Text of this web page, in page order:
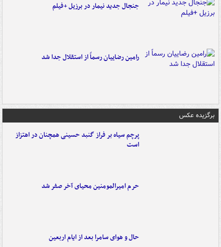
جنجال جدید نیمار در برزیل +فیلم
رامین رضاییان رسماً از استقلال جدا شد
برگزیده عکس
پرچم سیاه بر فراز گنبد حسینی همچنان در اهتزاز
است
حرم امیرالمومنین محیای آخر صفر شد
حال و هوای سامرا بعد از ایام اربعین